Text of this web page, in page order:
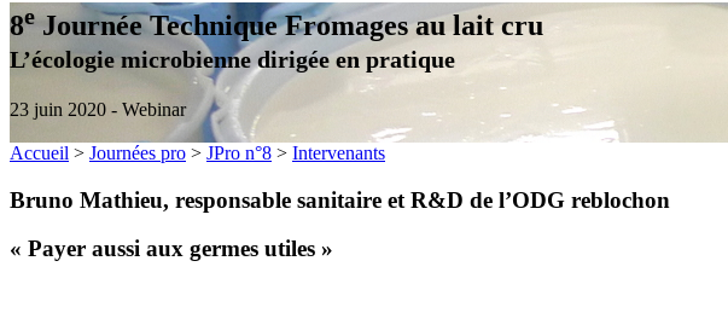
8e Journée TechniqueFromages au lait cru
L’écologie microbienne dirigée en pratique
23 juin 2020 - Webinar
Accueil > Journées pro > JPro n°8 > Intervenants
Bruno Mathieu, responsable sanitaire et R&D de l’ODG reblochon
« Payer aussi aux germes utiles »